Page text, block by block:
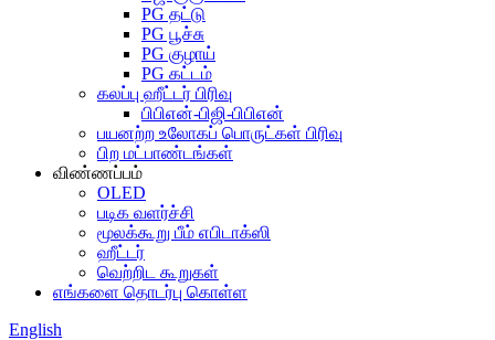
PG தட்டு
PG பூச்சு
PG குழாய்
PG கட்டம்
கலப்பு ஹீட்டர் பிரிவு
பிபிஎன்-பிஜி-பிபிஎன்
பயனற்ற உலோகப் பொருட்கள் பிரிவு
பிற மட்பாண்டங்கள்
விண்ணப்பம்
OLED
படிக வளர்ச்சி
மூலக்கூறு பீம் எபிடாக்ஸி
ஹீட்டர்
வெற்றிட கூறுகள்
எங்களை தொடர்பு கொள்ள
English